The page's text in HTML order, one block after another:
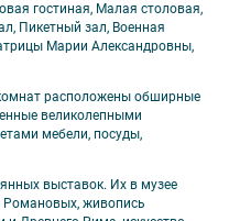
гостиная, Малая столовая,
Пикетный зал, Военная
Марии Александровны,
расположены обширные
великолепными
мебели, посуды,
выставок. Их в музее
Романовых, живопись